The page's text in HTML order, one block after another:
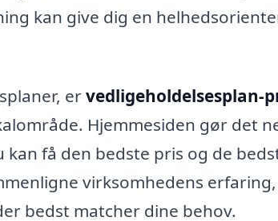
kan give dig en
ervedligeholdelsesplan-
Hjemmesiden gør det
få den bedste pris og de
virksomhedens erfaring,
bedst matcher dine behov.